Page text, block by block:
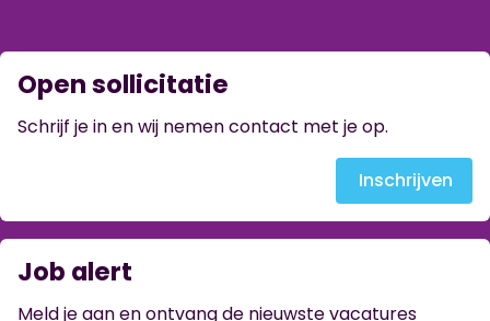
Open sollicitatie
Schrijf je in en wij nemen contact met je op.
Inschrijven
Job alert
Meld je aan en ontvang de nieuwste vacatures